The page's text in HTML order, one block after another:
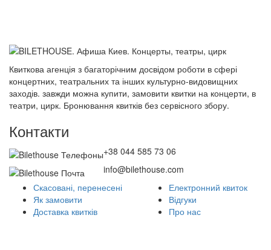
Квиткова агенція з багаторічним досвідом роботи в сфері
концертних, театральних та інших культурно-видовищних
заходів. завжди можна купити, замовити квитки на концерти, в
театри, цирк. Бронювання квитків без сервісного збору.
Контакти
+38 044 585 73 06
info@bilethouse.com
Скасовані, перенесені
Як замовити
Доставка квитків
Електронний квиток
Відгуки
Про нас